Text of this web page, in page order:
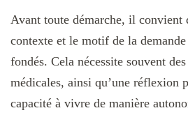
Avant toute démarche, il convient
contexte et le motif de la
fondés. Cela nécessite souvent
médicales, ainsi qu’une réflexion
capacité à vivre de manière